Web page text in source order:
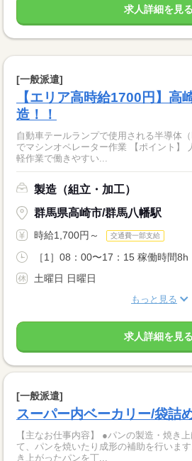
求人詳細を見る
[一般派遣]
【エリア高時給1700円】高
造！！
自動車テールランプで使用される半導体
でマシンオペレーター作業 【ポイント】 人気の電子部品のお仕事！
軽作業で働きやすい...
製造（組立・加工）
群馬県高崎市/群馬八幡駅
時給1,700円～ 交通費一部支給
［1］08：00〜17：15 稼働時間
土曜日 日曜日
もっと見る
求人詳細を見る
[一般派遣]
スーパー内ベーカリー/袋詰
【主なお仕事内容】 ●パンの製造・焼き
て、パンを焼いたり成形の補助を行いま
き上がったパンを丁...